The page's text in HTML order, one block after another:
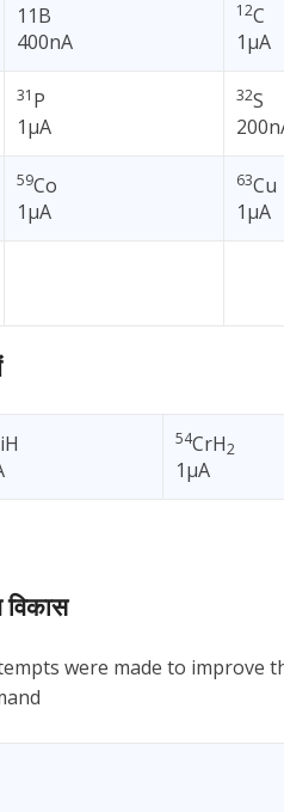
11B
400nA
12C
1µA
31 P
1µA
32S
59Co
1µA
63Cu
1µA
54CrH2
1µA
were made to improve